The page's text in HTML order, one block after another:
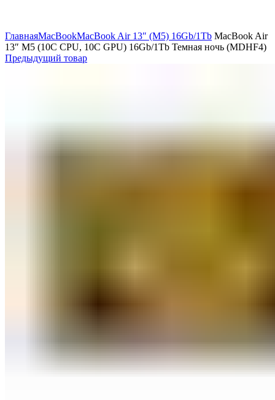
ГлавнаяMacBookMacBook Air 13″ (M5) 16Gb/1Tb MacBook Air
13″ М5 (10C CPU, 10C GPU) 16Gb/1Tb Темная ночь (MDHF4)
Предыдущий товар